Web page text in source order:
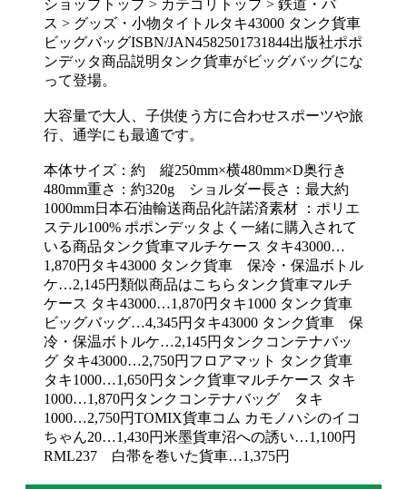
ショップトップ > カテゴリトップ > 鉄道・バ
ス > グッズ・小物タイトルタキ43000 タンク貨車
ビッグバッグISBN/JAN4582501731844出版社ポポ
ンデッタ商品説明タンク貨車がビッグバッグにな
って登場。
大容量で大人、子供使う方に合わせスポーツや旅
行、通学にも最適です。
本体サイズ：約 縦250mm×横480mm×D奥行き
480mm重さ：約320g ショルダー長さ：最大約
1000mm日本石油輸送商品化許諾済素材 ：ポリエ
ステル100% ポポンデッタよく一緒に購入されて
いる商品タンク貨車マルチケース タキ43000…
1,870円タキ43000 タンク貨車 保冷・保温ボトル
ケ…2,145円類似商品はこちらタンク貨車マルチ
ケース タキ43000…1,870円タキ1000 タンク貨車
ビッグバッグ…4,345円タキ43000 タンク貨車 保
冷・保温ボトルケ…2,145円タンクコンテナバッ
グ タキ43000…2,750円フロアマット タンク貨車
タキ1000…1,650円タンク貨車マルチケース タキ
1000…1,870円タンクコンテナバッグ タキ
1000…2,750円TOMIX貨車コム カモノハシのイコ
ちゃん20…1,430円米墨貨車沼への誘い…1,100円
RML237 白帯を巻いた貨車…1,375円